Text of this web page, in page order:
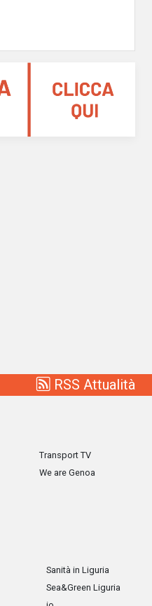
RSS Attualità
Transport TV
We are Genoa
Sanità in Liguria
Sea&Green Liguria